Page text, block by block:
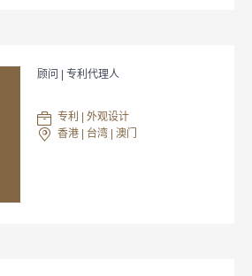
顾问 | 专利代理人
专利 | 外观设计
香港 | 台湾 | 澳门